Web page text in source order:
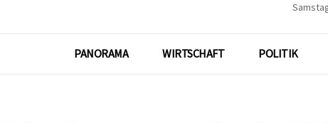
PANORAMA WIRTSCHAFT POLITIK